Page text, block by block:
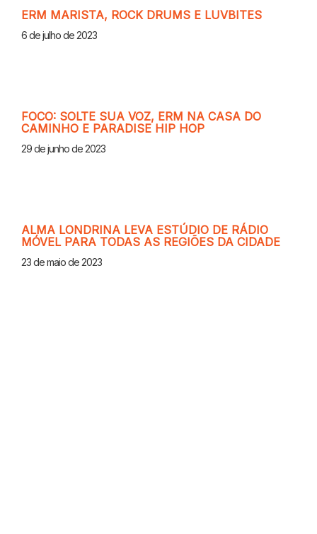
ERM MARISTA, ROCK DRUMS E LUVBITES
6 de julho de 2023
FOCO: SOLTE SUA VOZ, ERM NA CASA DO
CAMINHO E PARADISE HIP HOP
29 de junho de 2023
ALMA LONDRINA LEVA ESTÚDIO DE RÁDIO
MÓVEL PARA TODAS AS REGIÕES DA CIDADE
23 de maio de 2023